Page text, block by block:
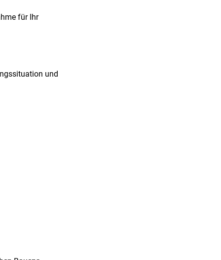
für Ihr
und